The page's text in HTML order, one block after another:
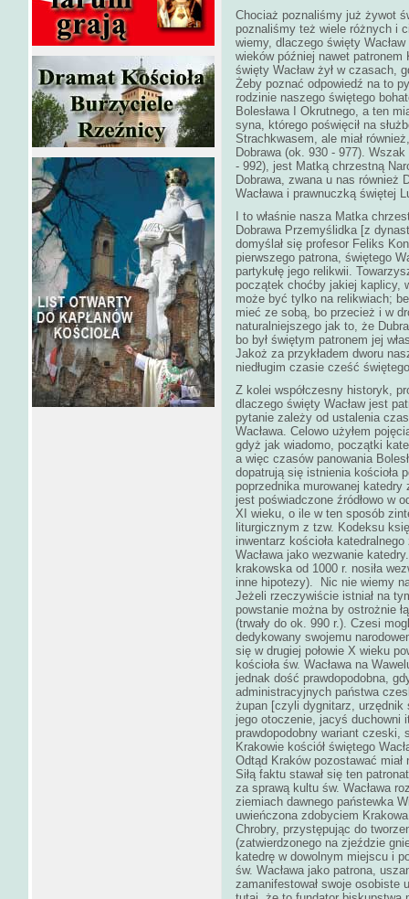
Chociaż poznaliśmy już żywot
poznaliśmy też wiele różnych i
wiemy, dlaczego święty
wieków później nawet
święty Wacław żył w czasach,
Żeby poznać odpowiedź na to
rodzinie naszego świętego
Bolesława I Okrutnego, a ten
syna, którego poświęcił na
Strachkwasem, ale miał
Dobrawa (ok. 930 - 977).
- 992), jest Matką chrzestną
Dobrawa, zwana u nas również
Wacława i prawnuczką świętej
I to właśnie nasza Matka
Dobrawa Przemyślidka [z
domyślał się profesor Feliks
pierwszego patrona, świętego
partykułę jego relikwii.
początek choćby jakiej kaplicy,
może być tylko na relikwiach;
mieć ze sobą, bo przecież i w
naturalniejszego jak to, że
bo był świętym patronem jej
Jakoż za przykładem dworu
niedługim czasie cześć
Z kolei współczesny historyk,
dlaczego święty Wacław jest
pytanie zależy od ustalenia
Wacława. Celowo użyłem
gdyż jak wiadomo, początki
a więc czasów panowania
dopatrują się istnienia kościoła
poprzednika murowanej katedry
jest poświadczone źródłowo w
XI wieku, o ile w ten sposób
liturgicznym z tzw. Kodeksu
inwentarz kościoła
Wacława jako wezwanie
krakowska od 1000 r. nosiła
inne hipotezy). Nic nie wiemy
Jeżeli rzeczywiście istniał na
powstanie można by ostrożnie
(trwały do ok. 990 r.). Czesi
dedykowany swojemu
się w drugiej połowie X wieku
kościoła św. Wacława na
jednak dość prawdopodobna,
administracyjnych państwa
żupan [czyli dygnitarz,
jego otoczenie, jacyś duchowni
prawdopodobny wariant
Krakowie kościół świętego
Odtąd Kraków pozostawać
Siłą faktu stawał się ten
za sprawą kultu św. Wacława
ziemiach dawnego państewka
uwieńczona zdobyciem
Chrobry, przystępując do
(zatwierdzonego na zjeździe
katedrę w dowolnym miejscu i
św. Wacława jako patrona,
zamanifestował swoje osobiste